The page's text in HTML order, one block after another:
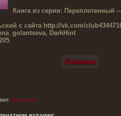
Книга из серии: Переплетенный
с сайтаhttp://vk.com/
DarkHint
Скачать
: Триадочка